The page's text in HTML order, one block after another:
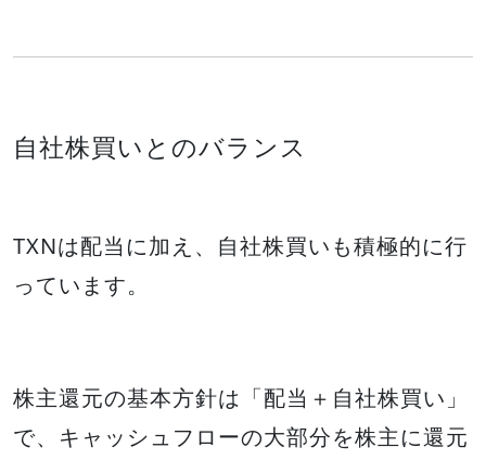
自社株買いとのバランス
TXNは配当に加え、自社株買いも積極的に行
っています。
株主還元の基本方針は「配当＋自社株買い」
で、キャッシュフローの大部分を株主に還元